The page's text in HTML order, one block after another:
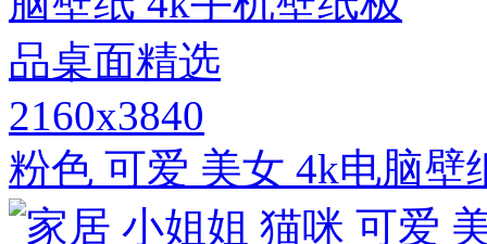
2160x3840
粉色 可爱 美女 4k电脑